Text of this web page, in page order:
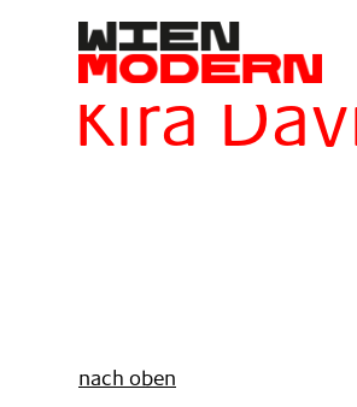
springenFilter
Kira
nach oben